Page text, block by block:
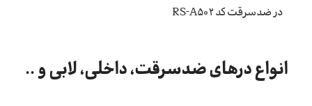
در ضدسرقت کد RS-A502
انواع درهای ضدسرقت، داخلی، لابی و ..